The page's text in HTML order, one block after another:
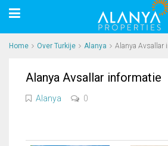
Home Over Turkije Alanya Alanya Avsallar
Alanya Avsallar informatie
Alanya 0